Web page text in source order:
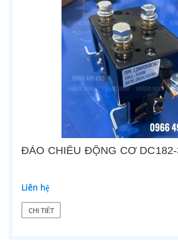
ĐẢO CHIỀU ĐỘNG CƠ
Liên hệ
CHI TIẾT